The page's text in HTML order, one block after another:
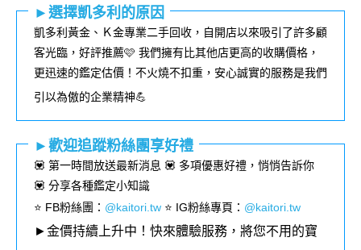
►選擇凱多利的原因
凱多利黃金、Ｋ金專業二手回收，自開店以來吸引了許多顧
客光臨，好評推薦🩷 我們擁有比其他店更高的收購價格，
更迅速的鑑定估價！不火燒不扣重，安心誠實的服務是我們
引以為傲的企業精神💪
►歡迎追蹤粉絲團享好禮
💟 第一時間放送最新消息 💟 多項優惠好禮，悄悄告訴你
💟 分享各種鑑定小知識
⭐️ FB粉絲團 ： @kaitori.tw ⭐️ IG粉絲專頁 ： @kaitori.tw
►金價持續上升中！快來體驗服務，將您不用的寶